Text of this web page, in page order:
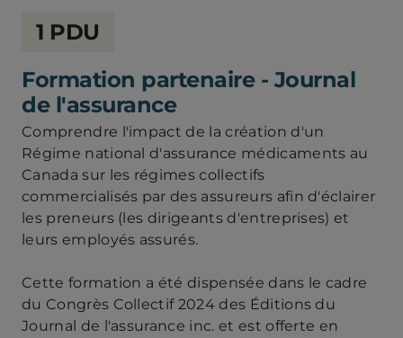
de
sécurité
financière
1 PDU
Formation partenaire - Journal
de l'assurance
Comprendre l'impact de la création d'un
Régime national d'assurance médicaments au
Canada sur les régimes collectifs
commercialisés par des assureurs afin d'éclairer
les preneurs (les dirigeants d'entreprises) et
leurs employés assurés.
Cette formation a été dispensée dans le cadre
du Congrès Collectif 2024 des Éditions du
Journal de l'assurance inc. et est offerte en